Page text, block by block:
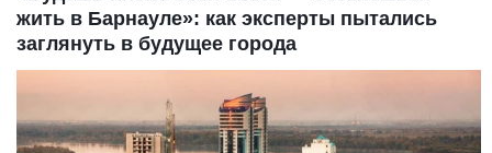
жить в Барнауле»: как эксперты пытались
заглянуть в будущее города